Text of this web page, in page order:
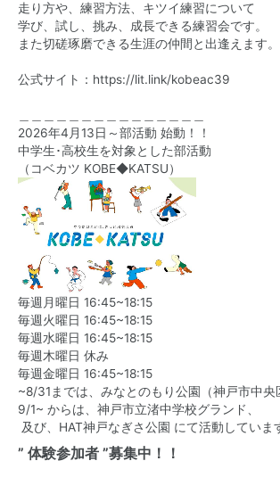
走り方や、練習方法、キツイ練習について
学び、試し、挑み、成長できる練習会です。
また切磋琢磨できる生涯の仲間と出逢えます。
公式サイト： https://lit.link/kobeac39
2026年4月13日～部活動 始動！！
中学生･高校生を対象とした部活動
（コベカツ KOBE◆KATSU）
毎週月曜日 16:45~18:15
毎週火曜日 16:45~18:15
毎週水曜日 16:45~18:15
毎週木曜日 休み
毎週金曜日 16:45~18:15
~8/31までは、みなとのもり公園（神戸市中央
9/1~ からは、神戸市立渚中学校グランド、
及び、HAT神戸なぎさ公園 にて活動していま
” 体験参加者 ”募集中！！